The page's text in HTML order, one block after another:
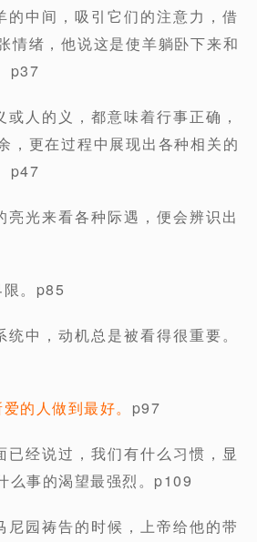
的中间，吸引它们的注意力，借
情绪，他说这是使羊躺卧下来和
p37
人的义，都意味着行事正确，
，更在过程中展现出各种相关的
p47
光来看各种际遇，便会辨识出
。p85
中，动机总是被看得很重要。
的人做到最好。 p97
经说过，我们有什么习惯，显
么事的渴望最强烈。p109
尼园祷告的时候，上帝给他的带